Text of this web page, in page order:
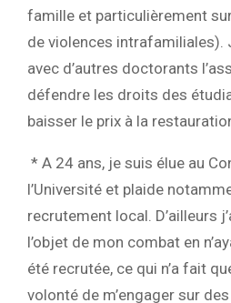
famille et particulièrement
de violences intrafamiliales).
avec d’autres doctorants
défendre les droits des
baisser le prix à la
* A 24 ans, je suis élue au
l’Université et plaide
recrutement local. D’ailleurs
l’objet de mon combat en
été recrutée, ce qui n’a fait
volonté de m’engager sur